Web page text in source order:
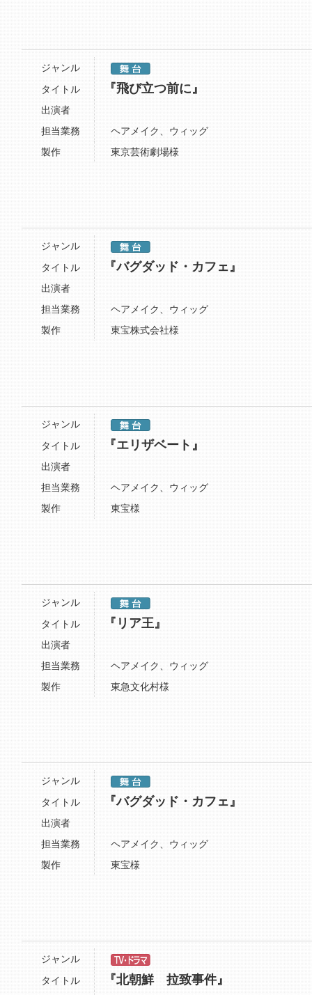
ジャンル
タイトル
『飛び立つ前に』
出演者
担当業務
ヘアメイク、ウィッグ
製作
東京芸術劇場様
ジャンル
タイトル
『バグダッド・カフェ』
出演者
担当業務
ヘアメイク、ウィッグ
製作
東宝株式会社様
ジャンル
タイトル
『エリザベート』
出演者
担当業務
ヘアメイク、ウィッグ
製作
東宝様
ジャンル
タイトル
『リア王』
出演者
担当業務
ヘアメイク、ウィッグ
製作
東急文化村様
ジャンル
タイトル
『バグダッド・カフェ』
出演者
担当業務
ヘアメイク、ウィッグ
製作
東宝様
ジャンル
タイトル
『北朝鮮 拉致事件』